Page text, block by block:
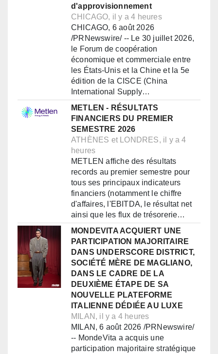
d'approvisionnement
CHICAGO, il y a 4 heures
CHICAGO, 6 août 2026
/PRNewswire/ -- Le 30 juillet 2026,
le Forum de coopération
économique et commerciale entre
les États-Unis et la Chine et la 5e
édition de la CISCE (China
International Supply…
METLEN - RÉSULTATS
FINANCIERS DU PREMIER
SEMESTRE 2026
ATHÈNES et LONDRES, il y a 4
heures
METLEN affiche des résultats
records au premier semestre pour
tous ses principaux indicateurs
financiers (notamment le chiffre
d'affaires, l'EBITDA, le résultat net
ainsi que les flux de trésorerie…
MONDEVITA ACQUIERT UNE
PARTICIPATION MAJORITAIRE
DANS UNDERSCORE DISTRICT,
SOCIÉTÉ MÈRE DE MAGLIANO,
DANS LE CADRE DE LA
DEUXIÈME ÉTAPE DE SA
NOUVELLE PLATEFORME
ITALIENNE DÉDIÉE AU LUXE
MILAN, il y a 4 heures
MILAN, 6 août 2026 /PRNewswire/
-- MondeVita a acquis une
participation majoritaire stratégique